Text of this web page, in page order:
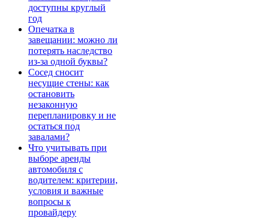
доступны круглый
год
Опечатка в
завещании: можно ли
потерять наследство
из-за одной буквы?
Сосед сносит
несущие стены: как
остановить
незаконную
перепланировку и не
остаться под
завалами?
Что учитывать при
выборе аренды
автомобиля с
водителем: критерии,
условия и важные
вопросы к
провайдеру